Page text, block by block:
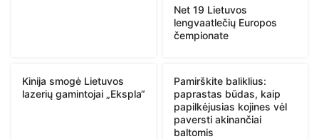
Net 19 Lietuvos
lengvaatlečių Europos
čempionate
Kinija smogė Lietuvos
lazerių gamintojai „Ekspla“
Pamirškite baliklius:
paprastas būdas, kaip
papilkėjusias kojines vėl
paversti akinančiai
baltomis